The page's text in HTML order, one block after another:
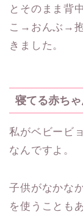
とそのまま背
こ→おんぶ→抱
きました。
寝てる赤ち
私がベビービ
なんですよ。
子供がなかな
を使うことも